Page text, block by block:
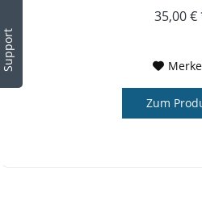
Support
35,00 €
Zum